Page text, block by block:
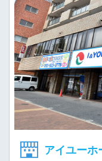
アイユーホ